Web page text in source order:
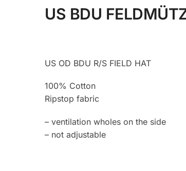
US BDU
US OD BDU R/S FIELD HAT
100% Cotton
Ripstop fabric
– ventilation wholes on the side
– not adjustable